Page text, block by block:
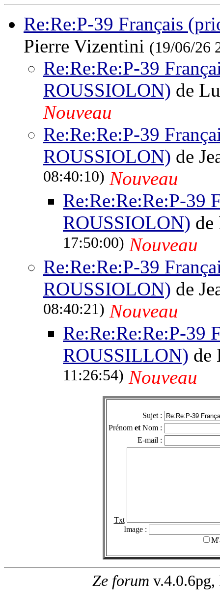
Re:Re:P-39 Français
Pierre Vizentini (19/06/26
Re:Re:Re:P-39
ROUSSIOLON) de
Nouveau
Re:Re:Re:P-39
ROUSSIOLON) de
08:40:10) Nouveau
Re:Re:Re:Re:P-39
ROUSSIOLON)
17:50:00) Nouveau
Re:Re:Re:P-39
ROUSSIOLON) de
08:40:21) Nouveau
Re:Re:Re:Re:P-39
ROUSSILLON) de
11:26:54) Nouveau
Sujet :
Prénom et Nom :
E-mail :
Txt
Image :
Ze forum